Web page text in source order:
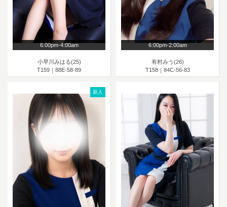
6:00pm-4:00am
小早川みはる(25)
T159｜88E-58-89
6:00pm-2:00am
有村みう(26)
T158｜84C-56-83
新人